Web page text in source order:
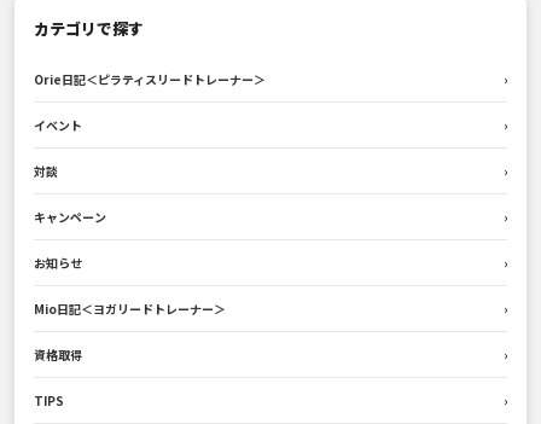
カテゴリで探す
Orie日記＜ピラティスリードトレーナー＞ ›
イベント ›
対談 ›
キャンペーン ›
お知らせ ›
Mio日記＜ヨガリードトレーナー＞ ›
資格取得 ›
TIPS ›